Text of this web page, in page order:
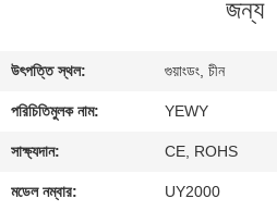
নিয়ন্ত্রণ
যোগাযোগ
করুন
জন্য
উৎপত্তি স্থল: গুয়াংডং, চীন
পরিচিতিমুলক নাম: YEWY
সাক্ষ্যদান: CE, ROHS
মডেল নম্বার: UY2000